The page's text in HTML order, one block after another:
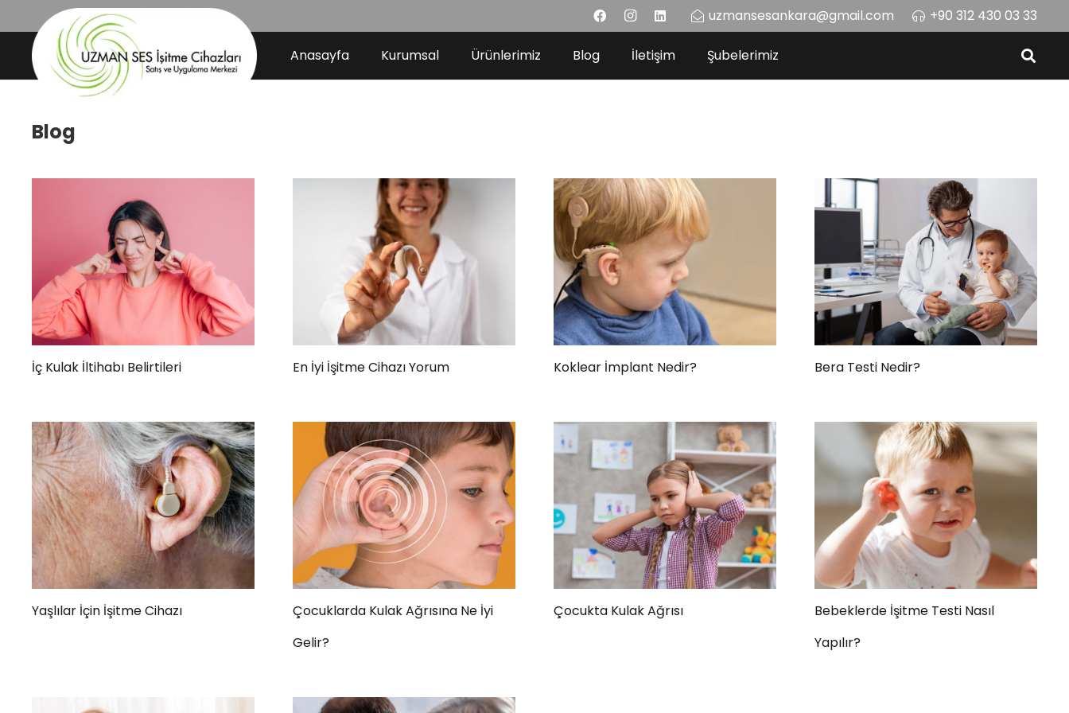
uzmansesankara@gmail.com +90 312 430 03 33
Anasayfa Kurumsal Ürünlerimiz Blog İletişim Şubelerimiz
Blog
İç Kulak İltihabı Belirtileri En İyi İşitme Cihazı Yorum Koklear İmplant Nedir? Bera Testi Nedir?
Yaşlılar İçin İşitme Cihazı
Çocuklarda Kulak Ağrısına Ne İyi
Gelir?
Çocukta Kulak Ağrısı
Bebeklerde İşitme Testi Nasıl
Yapılır?